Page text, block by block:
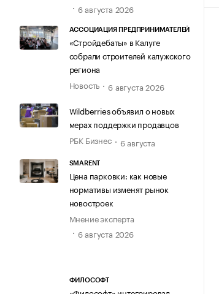
6 августа 2026
АССОЦИАЦИЯ ПРЕДПРИНИМАТЕЛЕЙ
«Стройдебаты» в Калуге
собрали строителей калужского
региона
Новость
6 августа 2026
Wildberries объявил о новых
мерах поддержки продавцов
РБК Бизнес
6 августа
SMARENT
Цена парковки: как новые
нормативы изменят рынок
новостроек
Мнение эксперта
6 августа 2026
ФИЛОСОФТ